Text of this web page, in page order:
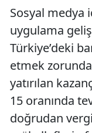
Sosyal medya
uygulama
Türkiye’deki
etmek
yatırılan
15 oranında
doğrudan